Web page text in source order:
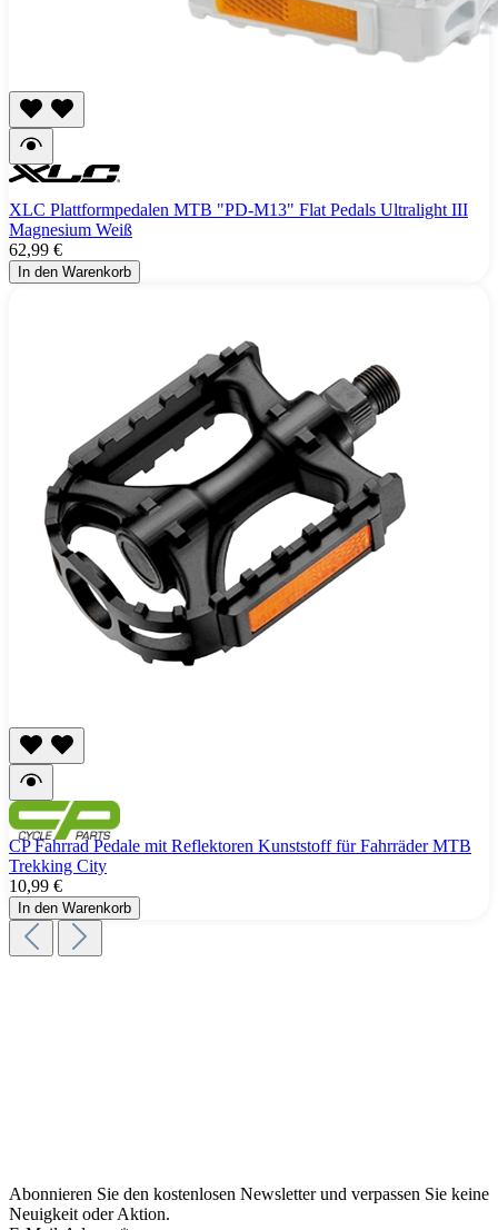
XLC Plattformpedalen MTB "PD-M13" Flat Pedals Ultralight III
Magnesium Weiß
62,99 €
In den Warenkorb
CP Fahrrad Pedale mit Reflektoren Kunststoff für Fahrräder MTB
Trekking City
10,99 €
In den Warenkorb
Abonnieren Sie den kostenlosen Newsletter und verpassen Sie keine
Neuigkeit oder Aktion.